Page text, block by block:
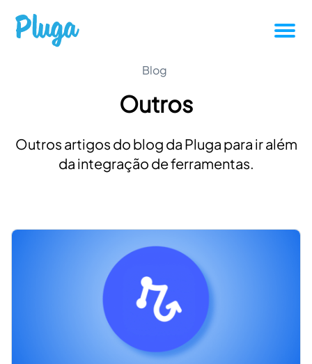
Tutoriais
Produtividade
Novidades da Pluga
Outros
Entrar
Criar conta grátis
Blog
Outros
Outros artigos do blog da Pluga para ir além
da integração de ferramentas.